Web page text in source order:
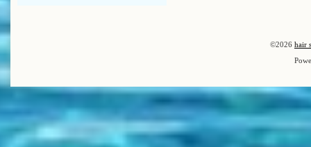
©2026 hair